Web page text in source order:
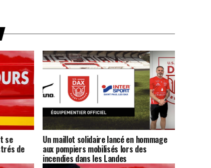
se
de
Un maillot solidaire lancé en hommage
aux pompiers mobilisés lors des
incendies dans les Landes